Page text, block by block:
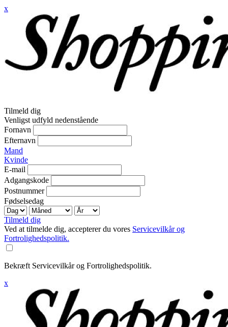
x
Tilmeld dig
Venligst udfyld nedenstående
Fornavn
Efternavn
Mand
Kvinde
E-mail
Adgangskode
Postnummer
Fødselsedag
Tilmeld dig
Ved at tilmelde dig, accepterer du vores Servicevilkår og
Fortrolighedspolitik.
Bekræft Servicevilkår og Fortrolighedspolitik.
x